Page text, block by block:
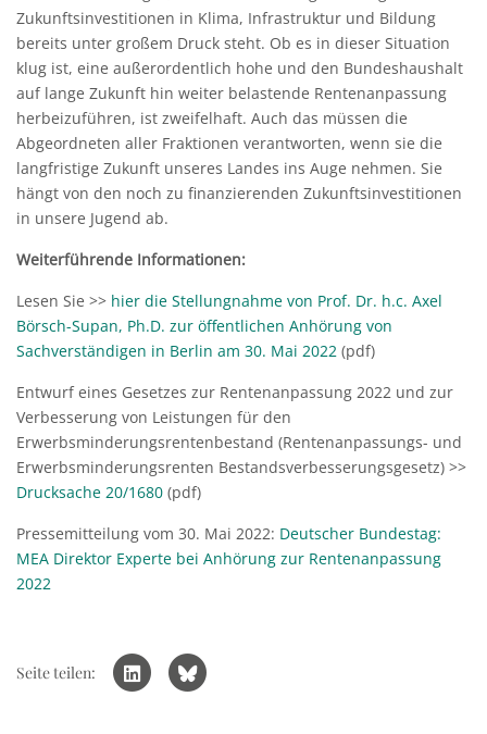
Zukunftsinvestitionen in Klima, Infrastruktur und Bildung
bereits unter großem Druck steht. Ob es in dieser Situation
klug ist, eine außerordentlich hohe und den Bundeshaushalt
auf lange Zukunft hin weiter belastende Rentenanpassung
herbeizuführen, ist zweifelhaft. Auch das müssen die
Abgeordneten aller Fraktionen verantworten, wenn sie die
langfristige Zukunft unseres Landes ins Auge nehmen. Sie
hängt von den noch zu finanzierenden Zukunftsinvestitionen
in unsere Jugend ab.
Weiterführende Informationen:
Lesen Sie >> hier die Stellungnahme von Prof. Dr. h.c. Axel
Börsch-Supan, Ph.D. zur öffentlichen Anhörung von
Sachverständigen in Berlin am 30. Mai 2022 (pdf)
Entwurf eines Gesetzes zur Rentenanpassung 2022 und zur
Verbesserung von Leistungen für den
Erwerbsminderungsrentenbestand (Rentenanpassungs- und
Erwerbsminderungsrenten Bestandsverbesserungsgesetz) >>
Drucksache 20/1680 (pdf)
Pressemitteilung vom 30. Mai 2022: Deutscher Bundestag:
MEA Direktor Experte bei Anhörung zur Rentenanpassung
2022
Seite teilen: